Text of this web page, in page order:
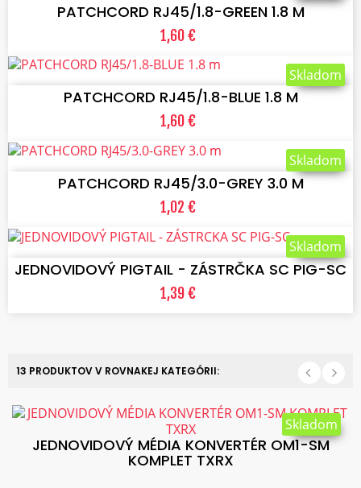
PATCHCORD RJ45/1.8-GREEN 1.8 M
1,60 €
VLOŽIŤ DO KOŠÍKA
PATCHCORD RJ45/1.8-BLUE 1.8 M
1,60 €
Skladom
VLOŽIŤ DO KOŠÍKA
PATCHCORD RJ45/3.0-GREY 3.0 M
1,02 €
Skladom
VLOŽIŤ DO KOŠÍKA
JEDNOVIDOVÝ PIGTAIL - ZÁSTRČKA SC PIG-SC
1,39 €
Skladom
13 PRODUKTOV V ROVNAKEJ KATEGÓRII:
JEDNOVIDOVÝ MÉDIA KONVERTÉR OM1-SM
KOMPLET TXRX
Skladom